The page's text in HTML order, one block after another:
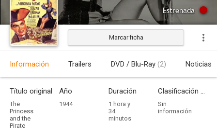
Estrenada
Marcar ficha
Información Trailers DVD / Blu-Ray (2) Noticias
Título original
The
Princess
and the
Pirate
Año
1944
Duración
1 hora y
34
minutos
Clasificación por edades
Sin
información